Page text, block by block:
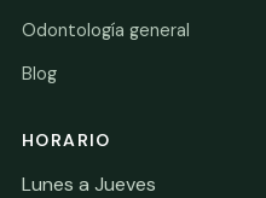
Odontología general
Blog
HORARIO
Lunes a Jueves